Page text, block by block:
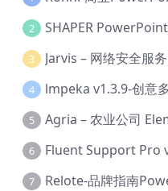
2 SHAPER
3
4
5
6
7 Relote-品牌指南